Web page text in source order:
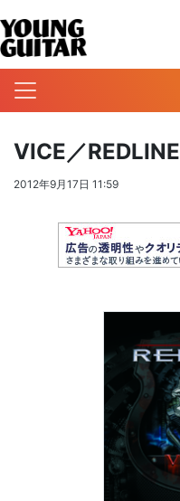
VICE／REDLINE
2012年9月17日 11:59